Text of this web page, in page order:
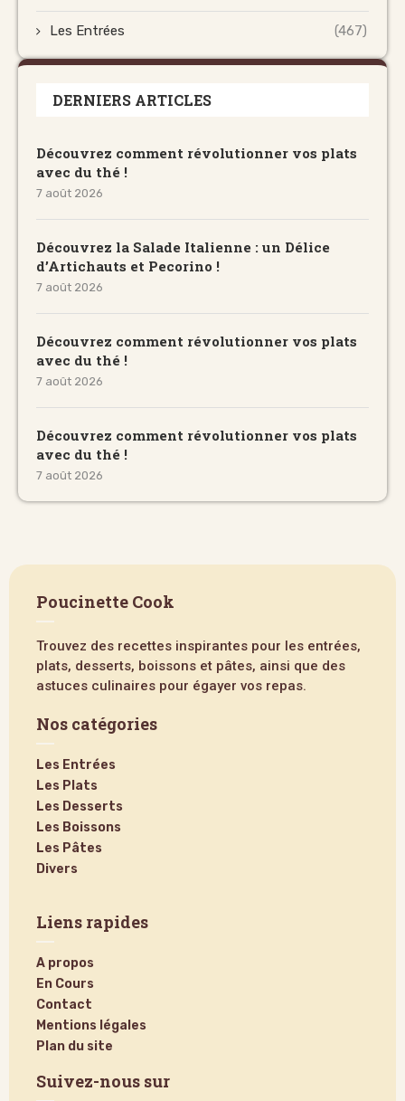
Les Entrées (467)
DERNIERS ARTICLES
Découvrez comment révolutionner vos plats
avec du thé !
7 août 2026
Découvrez la Salade Italienne : un Délice
d’Artichauts et Pecorino !
7 août 2026
Découvrez comment révolutionner vos plats
avec du thé !
7 août 2026
Découvrez comment révolutionner vos plats
avec du thé !
7 août 2026
Poucinette Cook
Trouvez des recettes inspirantes pour les entrées,
plats, desserts, boissons et pâtes, ainsi que des
astuces culinaires pour égayer vos repas.
Nos catégories
Les Entrées
Les Plats
Les Desserts
Les Boissons
Les Pâtes
Divers
Liens rapides
A propos
En Cours
Contact
Mentions légales
Plan du site
Suivez-nous sur